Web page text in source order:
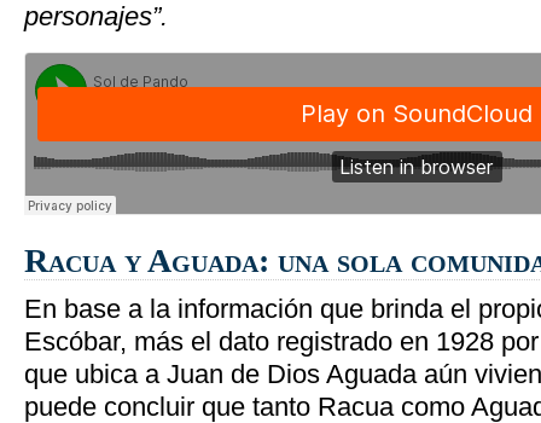
personajes”.
Racua y Aguada: una sola
En base a la información que brinda el
Escóbar, más el dato registrado en 1928
que ubica a Juan de Dios Aguada aún
puede concluir que tanto Racua como